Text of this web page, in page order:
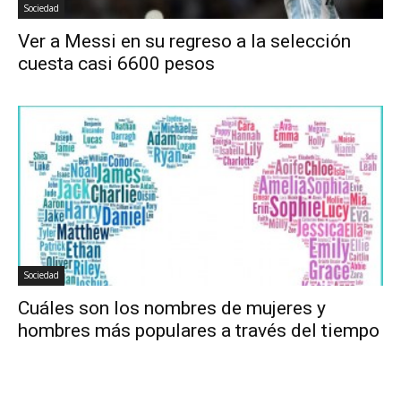
Sociedad
Ver a Messi en su regreso a la selección
cuesta casi 6600 pesos
Sociedad
Cuáles son los nombres de mujeres y
hombres más populares a través del tiempo